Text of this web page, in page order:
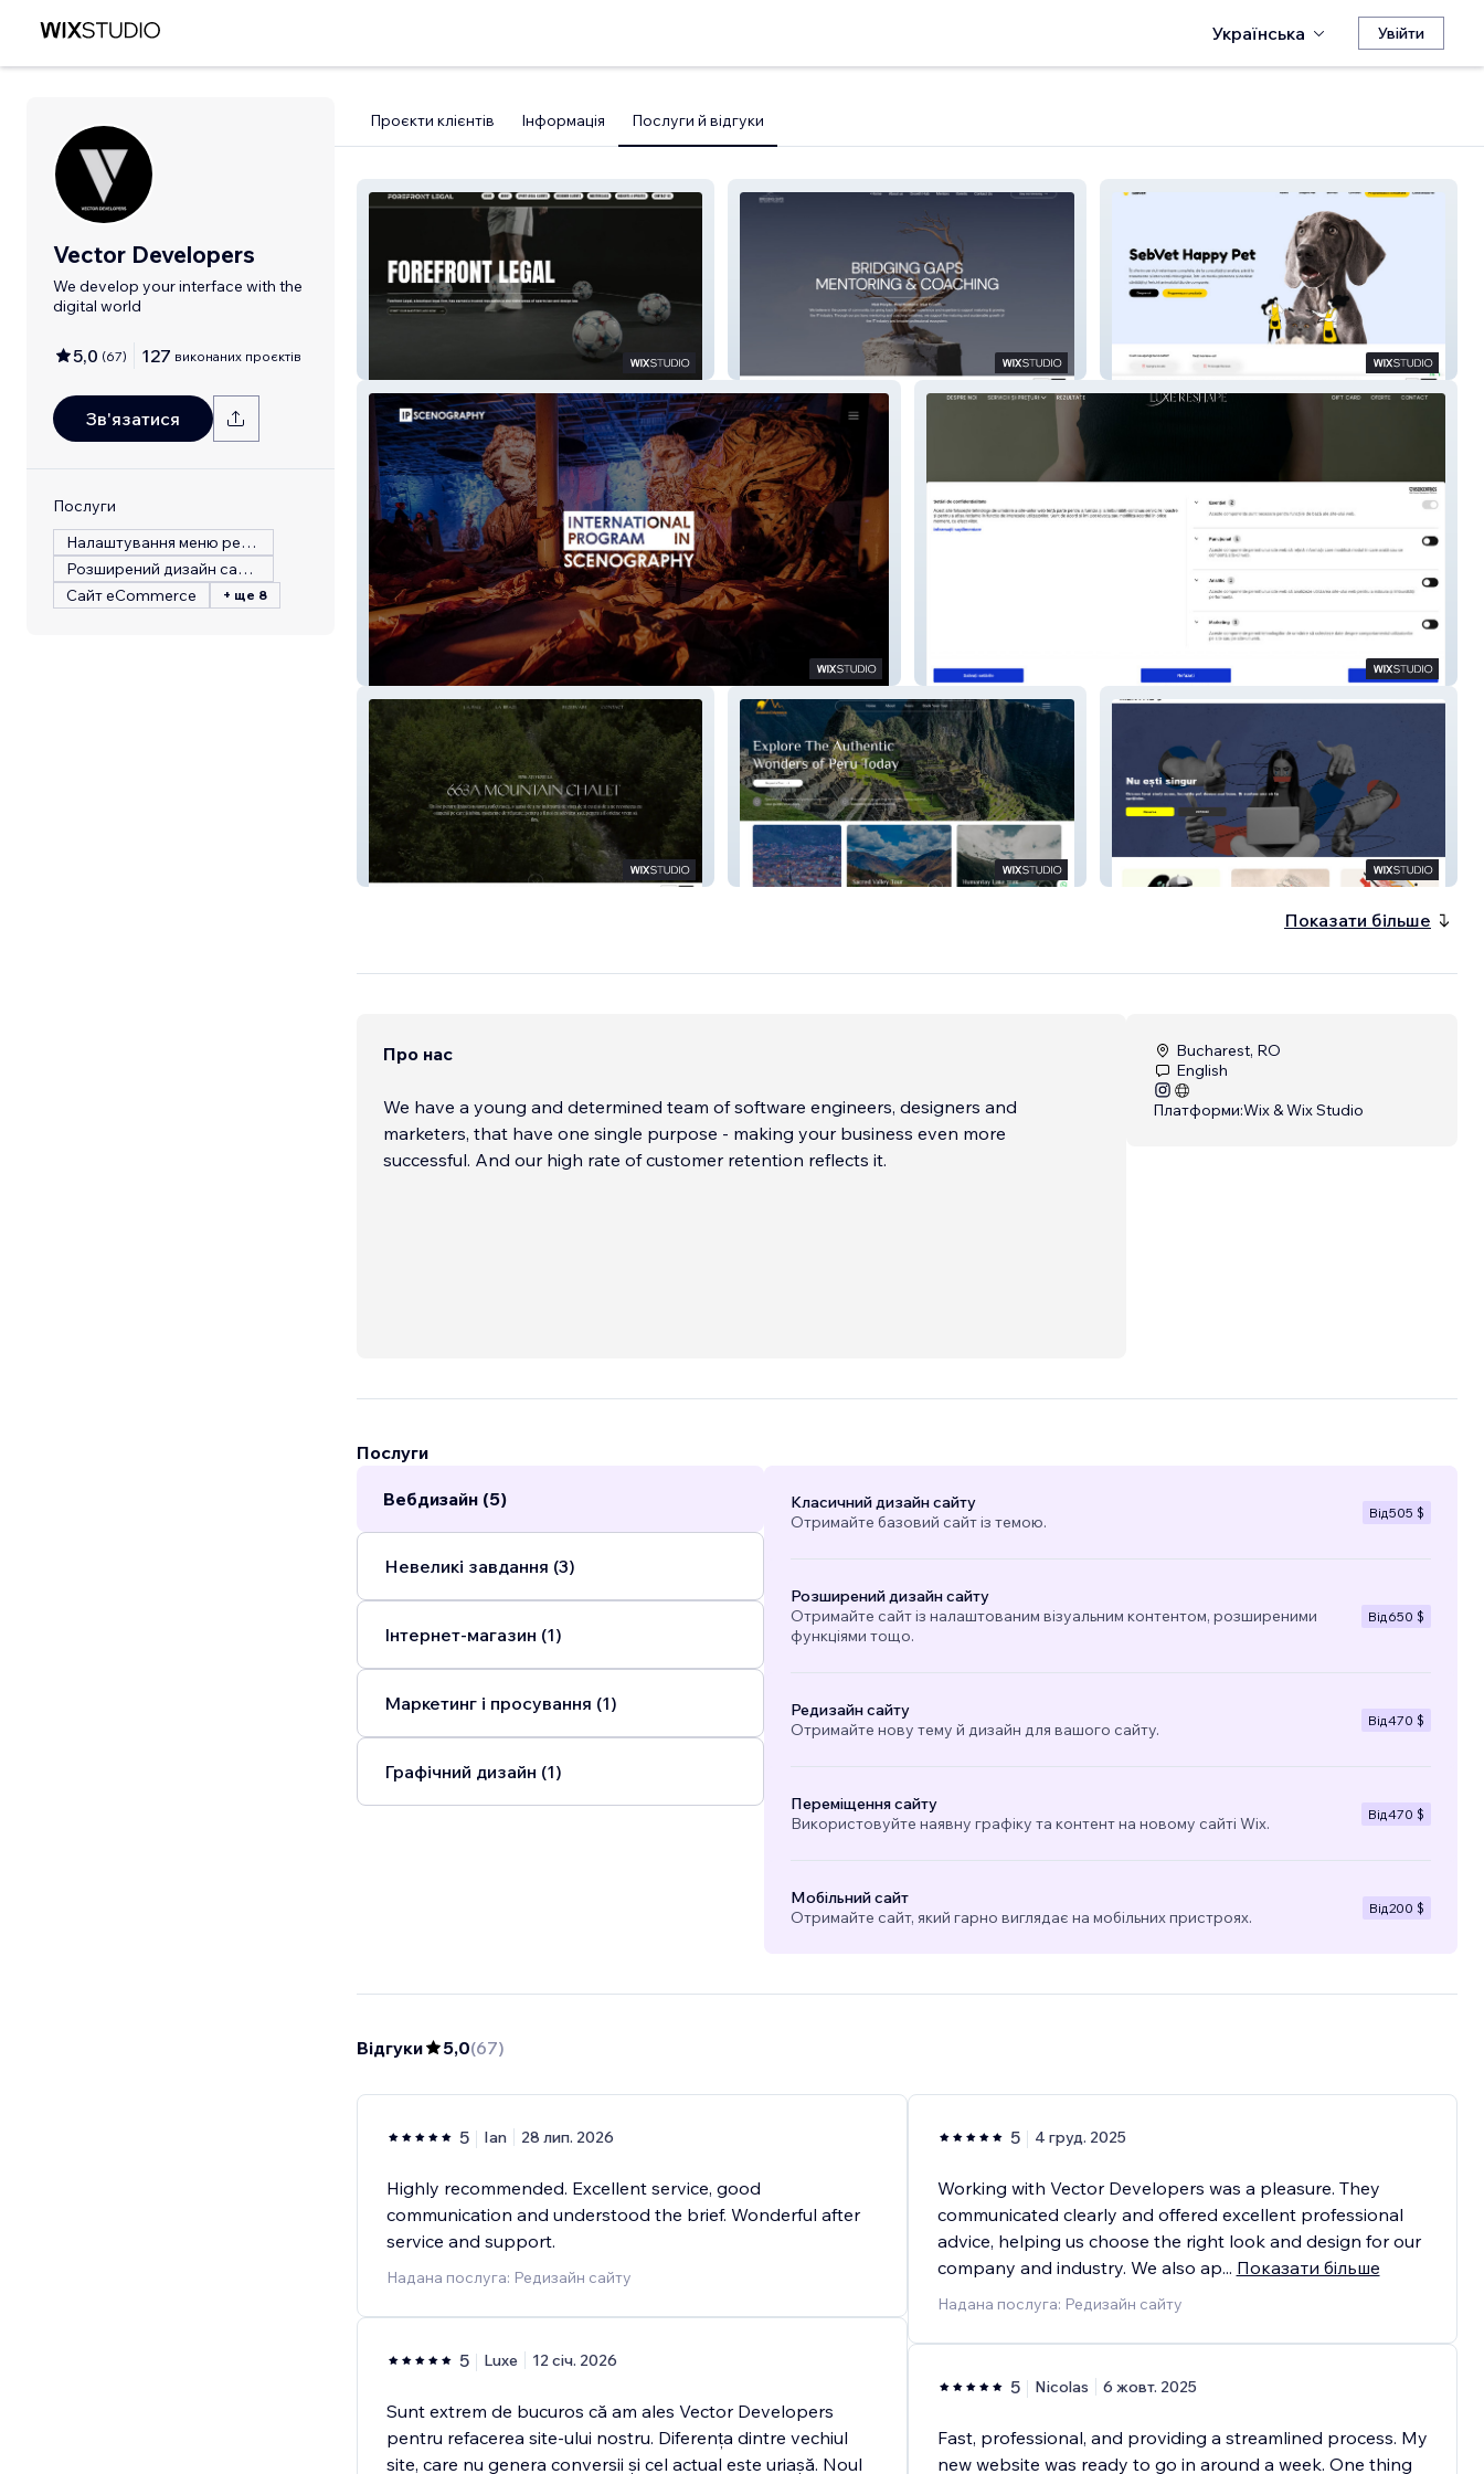
Українська Увійти
Vector Developers
We develop your interface with the
digital world
5,0 (67) 127 виконаних проєктів
Зв'язатися
Послуги
Налаштування меню ресторану
Розширений дизайн сайту
Сайт eCommerce
+ ще 8
Проєкти клієнтів Інформація Послуги й відгуки
BRIDGING GAPS SebVet Happy Pet
Luxe Reshape
663 Chalet ECO INN Mentado
Показати більше
Про нас
We have a young and determined team of software engineers, designers and
marketers, that have one single purpose - making your business even more
successful. And our high rate of customer retention reflects it.
Bucharest, RO
English
Платформи:Wix & Wix Studio
Послуги
Вебдизайн (5)
Невеликі завдання (3)
Інтернет-магазин (1)
Маркетинг і просування (1)
Графічний дизайн (1)
Класичний дизайн сайту
Отримайте базовий сайт із темою.
Від505 $
Розширений дизайн сайту
Отримайте сайт із налаштованим візуальним контентом, розширеними
функціями тощо.
Від 650 $
Редизайн сайту
Отримайте нову тему й дизайн для вашого сайту.
Від470 $
Переміщення сайту
Використовуйте наявну графіку та контент на новому сайті Wix.
Від470 $
Мобільний сайт
Отримайте сайт, який гарно виглядає на мобільних пристроях.
Від200 $
Відгуки 5,0(67)
5 Ian 28 лип. 2026
Highly recommended. Excellent service, good
communication and understood the brief. Wonderful after
service and support.
Надана послуга: Редизайн сайту
5 Luxe 12 січ. 2026
Sunt extrem de bucuros că am ales Vector Developers
pentru refacerea site-ului nostru. Diferența dintre vechiul
site, care nu genera conversii și cel actual este uriașă. Noul
5 4 груд. 2025
Working with Vector Developers was a pleasure. They
communicated clearly and offered excellent professional
advice, helping us choose the right look and design for our
company and industry. We also ap... Показати більше
Надана послуга: Редизайн сайту
5 Nicolas 6 жовт. 2025
Fast, professional, and providing a streamlined process. My
new website was ready to go in around a week. One thing